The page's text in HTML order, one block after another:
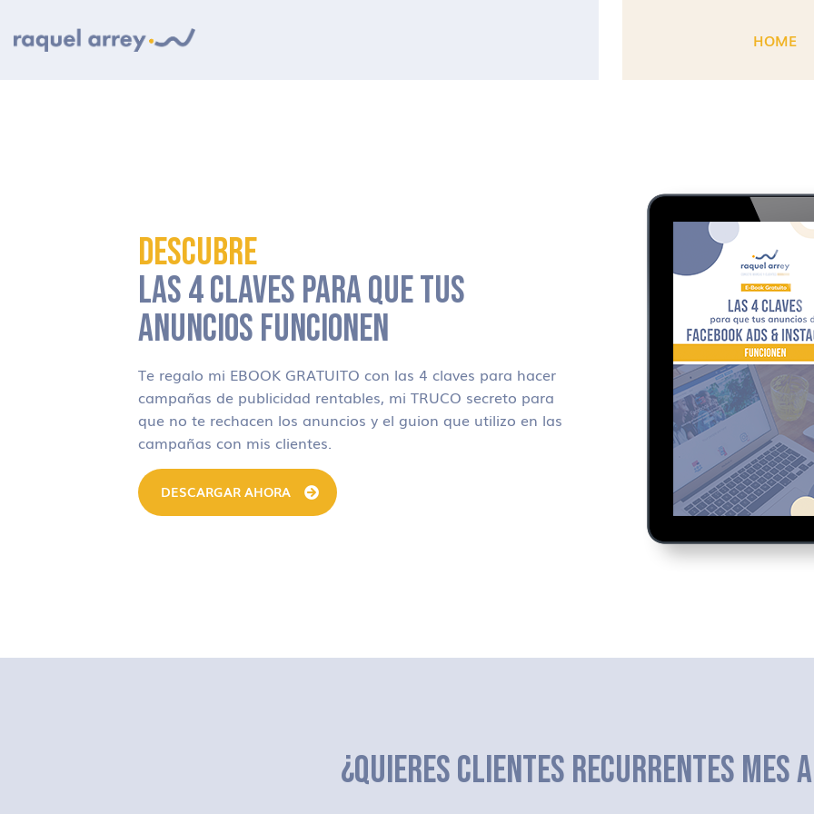
HOME
DESCUBRE
LAS 4 CLAVES PARA QUE TUS
ANUNCIOS FUNCIONEN
Te regalo mi EBOOK GRATUITO con las 4 claves para hacer
campañas de publicidad rentables, mi TRUCO secreto para
que no te rechacen los anuncios y el guion que utilizo en las
campañas con mis clientes.
DESCARGAR AHORA
¿QUIERES CLIENTES RECURRENTES MES